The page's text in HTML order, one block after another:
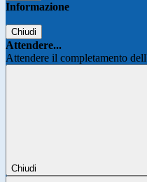
Informazione
Chiudi
Attendere...
Attendere il completamento
Chiudi